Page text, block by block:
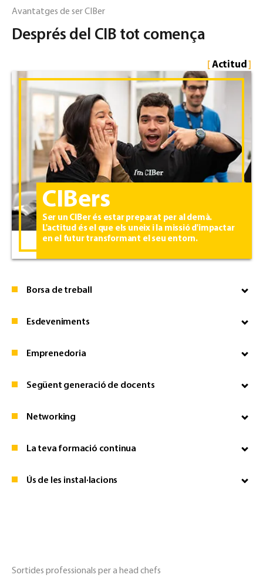
Avantatges de ser CIBer
Després del CIB tot comença
[Actitud]
CIBers
Ser un CIBer és estar preparat per al demà.
L'actitud és el que els uneix i la missió d'impactar
en el futur transformant el seu entorn.
Borsa de treball
Esdeveniments
Emprenedoria
Següent generació de docents
Networking
La teva formació continua
Ús de les instal·lacions
Sortides professionals per a head chefs